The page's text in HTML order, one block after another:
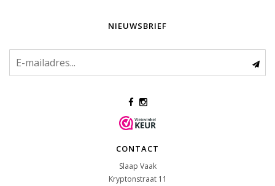
NIEUWSBRIEF
CONTACT
Slaap Vaak
Kryptonstraat 11